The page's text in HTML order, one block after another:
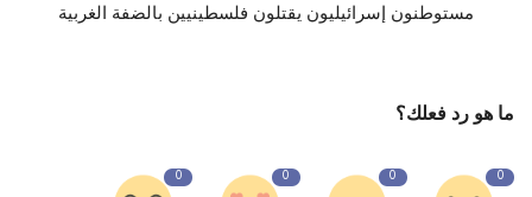
مستوطنون إسرائيليون يقتلون فلسطينيين بالضفة الغربية
ما هو رد فعلك؟
0
0
0
0